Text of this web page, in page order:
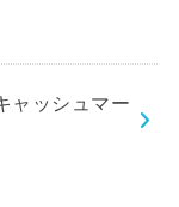
ャッシュマー